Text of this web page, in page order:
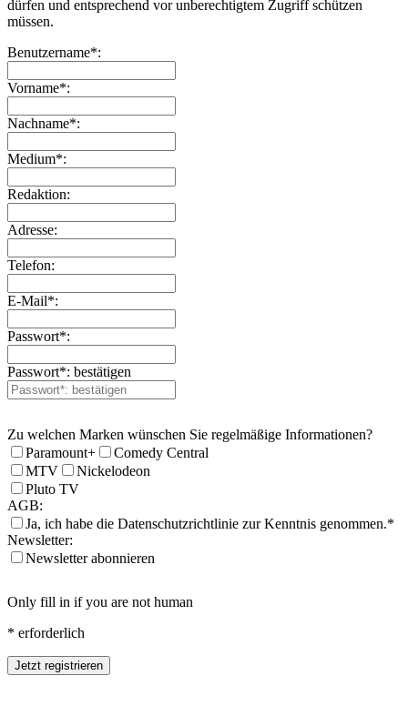
dürfen und entsprechend vor unberechtigtem Zugriff schützen
müssen.
Benutzername*:
Vorname*:
Nachname*:
Medium*:
Redaktion:
Adresse:
Telefon:
E-Mail*:
Passwort*:
Passwort*: bestätigen
Zu welchen Marken wünschen Sie regelmäßige Informationen?
Paramount+
Comedy Central
MTV
Nickelodeon
Pluto TV
AGB:
Ja, ich habe die Datenschutzrichtlinie zur Kenntnis genommen.*
Newsletter:
Newsletter abonnieren
Only fill in if you are not human
* erforderlich